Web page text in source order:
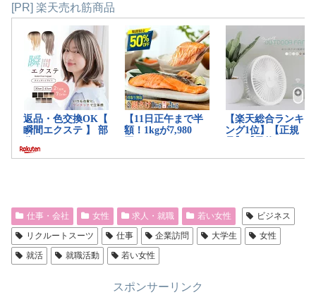
[PR] 楽天売れ筋商品
仕事・会社 女性 求人・就職 若い女性
ビジネス
リクルートスーツ
仕事 企業訪問 大学生
女性
就活
就職活動 若い女性
スポンサーリンク